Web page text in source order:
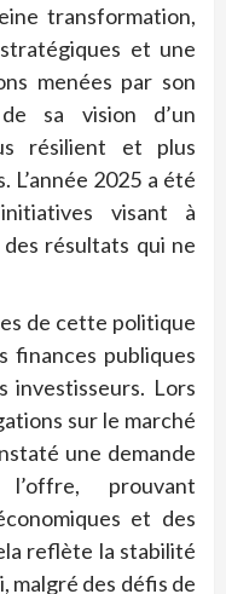
transformation,
et une
menées par son
sa vision d’un
résilient et plus
2025 a été
visant à
des résultats qui ne
de cette politique
finances publiques
investisseurs. Lors
sur le marché
une demande
prouvant
et des
reflète la stabilité
malgré des défis de